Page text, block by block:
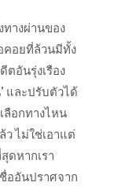
างผ่านของ
คอยที่ล้วนมีทั้ง
ตอันรุ่งเรือง
และปรับตัวได้
ลือกทางไหน
ว ไม่ใช่เอาแต่
ดหากเรา
ออันปราศจาก